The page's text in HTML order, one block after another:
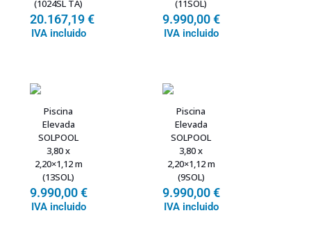
(1024SL TA)
20.167,19€
IVA incluido
(11SOL)
9.990,00€
IVA incluido
Piscina
Elevada
SOLPOOL
3,80 x
2,20×1,12 m
(13SOL)
9.990,00€
IVA incluido
Piscina
Elevada
SOLPOOL
3,80 x
2,20×1,12 m
(9SOL)
9.990,00€
IVA incluido